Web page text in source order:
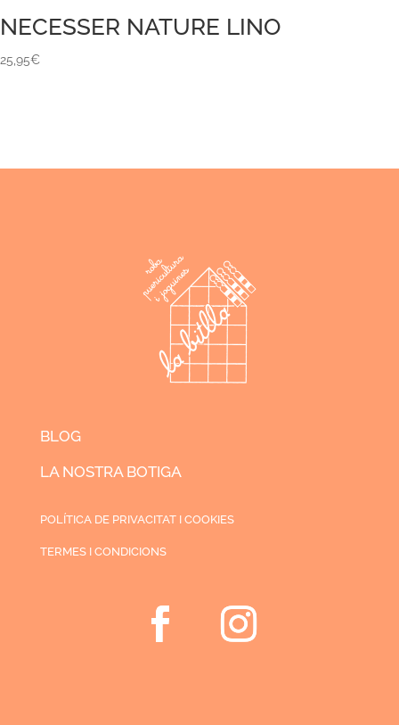
NECESSER NATURE LINO
25,95€
BLOG
LA NOSTRA BOTIGA
POLÍTICA DE PRIVACITAT I COOKIES
TERMES I CONDICIONS